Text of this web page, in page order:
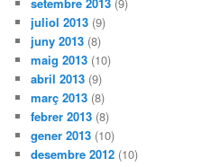
juliol 2013 (9)
juny 2013 (8)
maig 2013 (10)
abril 2013 (9)
març 2013 (8)
febrer 2013 (8)
gener 2013 (10)
desembre 2012 (10)